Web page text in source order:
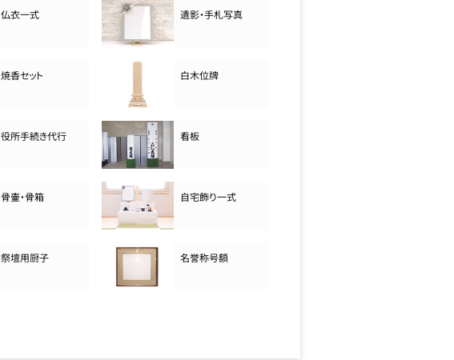
仏衣一式 遺影・手札写真
焼香セット 白木位牌
役所手続き代行 看板
骨壷・骨箱 自宅飾り一式
祭壇用厨子 名誉称号額